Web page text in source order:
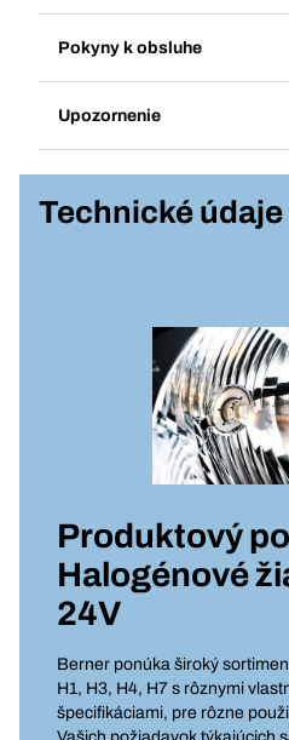
Pokyny k obsluhe
Upozornenie
Technické údaje
Produktový
Halogénové
24V
Berner ponúka široký
H1, H3, H4, H7 s rôznymi
špecifikáciami, pre rôzne